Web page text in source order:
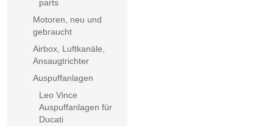
parts
Motoren, neu und
gebraucht
Airbox, Luftkanäle,
Ansaugtrichter
Auspuffanlagen
Leo Vince
Auspuffanlagen für
Ducati